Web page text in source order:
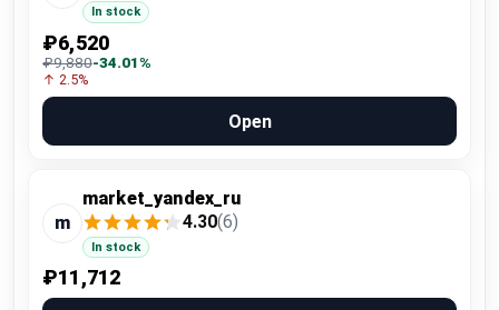
In stock
₽6,520
₽9,880-34.01%
↑ 2.5%
Open
m
market_yandex_ru
4.30(6)
In stock
₽11,712